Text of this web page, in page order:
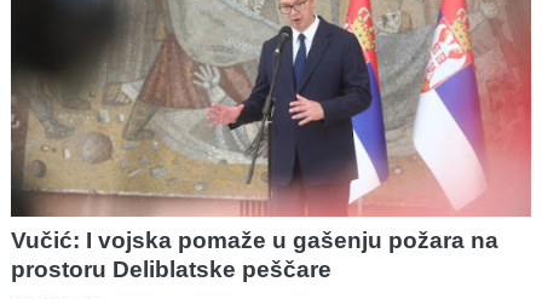
Vučić: I vojska pomaže u gašenju požara na
prostoru Deliblatske peščare